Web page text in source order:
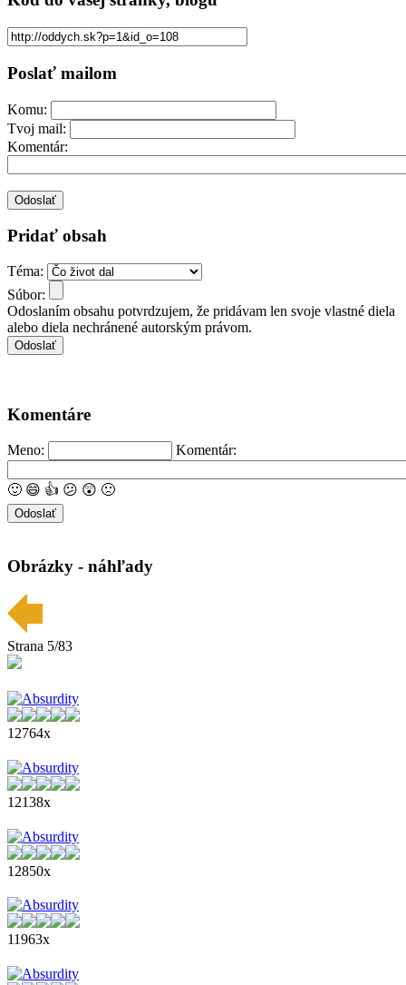
Poslať mailom
Komu:
Tvoj mail:
Komentár:
Pridať obsah
Téma:
Súbor:
Odoslaním obsahu potvrdzujem, že pridávam len svoje vlastné diela
alebo diela nechránené autorským právom.
Komentáre
Meno: Komentár:
🙂 😄 👍 😕 😲 🙁
Obrázky - náhľady
Strana 5/83
12764x
12138x
12850x
11963x